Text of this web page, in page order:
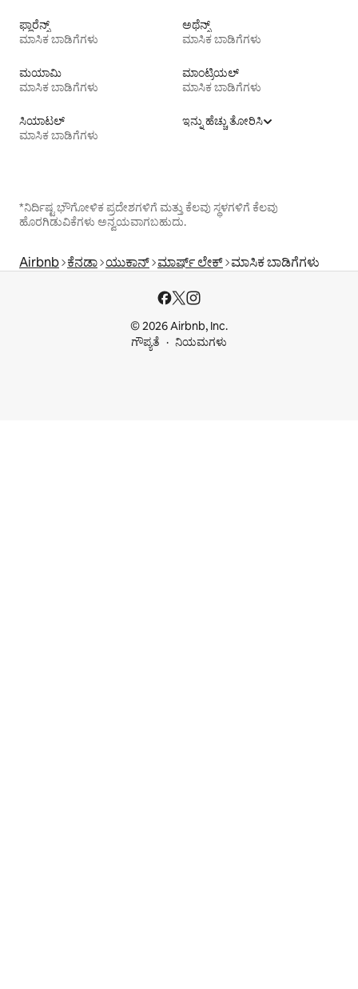
ಫ್ಲಾರೆನ್ಸ್
ಮಾಸಿಕ ಬಾಡಿಗೆಗಳು
ಅಥೆನ್ಸ್
ಮಾಸಿಕ ಬಾಡಿಗೆಗಳು
ಮಯಾಮಿ
ಮಾಸಿಕ ಬಾಡಿಗೆಗಳು
ಮಾಂಟ್ರಿಯಲ್
ಮಾಸಿಕ ಬಾಡಿಗೆಗಳು
ಸಿಯಾಟಲ್
ಮಾಸಿಕ ಬಾಡಿಗೆಗಳು
ಇನ್ನು ಹೆಚ್ಚು ತೋರಿಸಿ
*ನಿರ್ದಿಷ್ಟ ಭೌಗೋಳಿಕ ಪ್ರದೇಶಗಳಿಗೆ ಮತ್ತು ಕೆಲವು ಸ್ಥಳಗಳಿಗೆ ಕೆಲವು
ಹೊರಗಿಡುವಿಕೆಗಳು ಅನ್ವಯವಾಗಬಹುದು.
Airbnb ಕೆನಡಾ ಯುಕಾನ್ ಮಾರ್ಷ್ ಲೇಕ್ ಮಾಸಿಕ ಬಾಡಿಗೆಗಳು
© 2026 Airbnb, Inc.
ಗೌಪ್ಯತೆ
ನಿಯಮಗಳು